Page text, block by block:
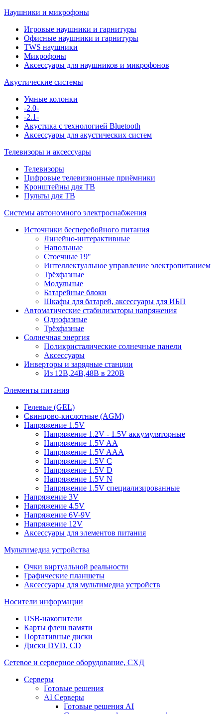
Наушники и микрофоны
Игровые наушники и гарнитуры
Офисные наушники и гарнитуры
TWS наушники
Микрофоны
Аксессуары для наушников и микрофонов
Акустические системы
Умные колонки
-2.0-
-2.1-
Акустика с технологией Bluetooth
Аксессуары для акустических систем
Телевизоры и аксессуары
Телевизоры
Цифровые телевизионные приёмники
Кронштейны для ТВ
Пульты для ТВ
Системы автономного электроснабжения
Источники бесперебойного питания
Линейно-интерактивные
Напольные
Стоечные 19"
Интеллектуальное управление электропитанием
Трёхфазные
Модульные
Батарейные блоки
Шкафы для батарей, аксессуары для ИБП
Автоматические стабилизаторы напряжения
Однофазные
Трёхфазные
Солнечная энергия
Поликристалические солнечные панели
Аксессуары
Инверторы и зарядные станции
Из 12В,24В,48В в 220В
Элементы питания
Гелевые (GEL)
Свинцово-кислотные (AGM)
Напряжение 1.5V
Напряжение 1.2V - 1.5V аккумуляторные
Напряжение 1.5V AA
Напряжение 1.5V AAA
Напряжение 1.5V C
Напряжение 1.5V D
Напряжение 1.5V N
Напряжение 1.5V специализированные
Напряжение 3V
Напряжение 4.5V
Напряжение 6V-9V
Напряжение 12V
Аксессуары для элементов питания
Мультимедиа устройства
Очки виртуальной реальности
Графические планшеты
Аксессуары для мультимедиа устройств
Носители информации
USB-накопители
Карты флеш памяти
Портативные диски
Диски DVD, CD
Сетевое и серверное оборудование, СХД
Cерверы
Готовые решения
AI Серверы
Готовые решения AI